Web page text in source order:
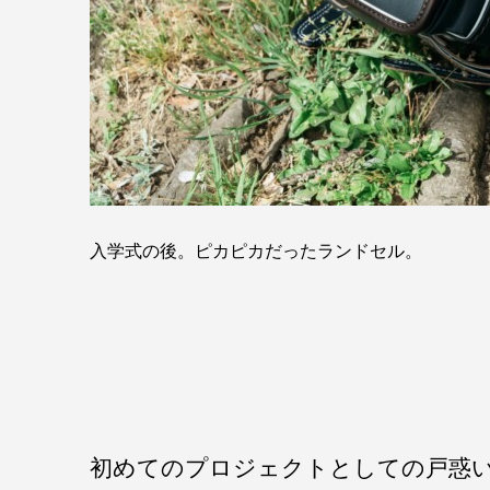
入学式の後。ピカピカだったランドセル。
初めてのプロジェクトとしての戸惑